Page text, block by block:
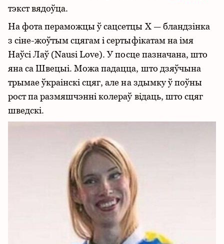
тэкст вядоўца.
На фота пераможцы ў сацсетцы Х — бландзінка
з сіне-жоўтым сцягам і сертыфікатам на імя
Наўсі Лаў (Nausi Love). У посце пазначана, што
яна са Швецыі. Можа падацца, што дзяўчына
трымае ўкраінскі сцяг, але на здымку ў поўны
рост па размяшчэнні колераў відаць, што сцяг
шведскі.